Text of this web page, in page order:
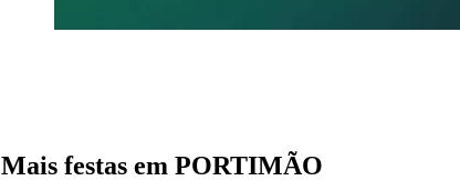
Mais festas em PORTIMÃO